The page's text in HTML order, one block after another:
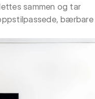
sammen og tar
bærbare